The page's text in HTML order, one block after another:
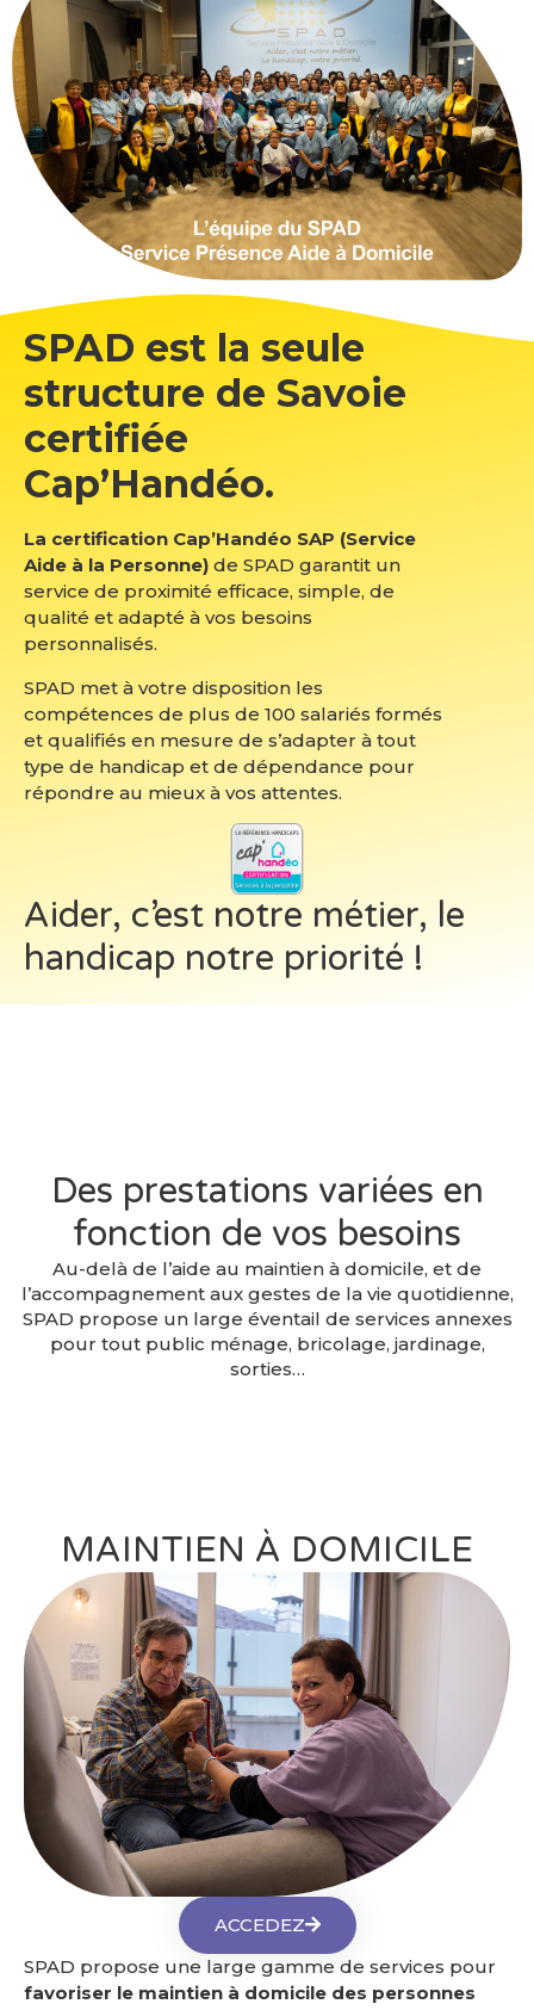
SPAD est la seule
structure de Savoie
certifiée
Cap’Handéo.
La certification Cap’Handéo SAP (Service
Aide à la Personne) de SPAD garantit un
service de proximité efficace, simple, de
qualité et adapté à vos besoins
personnalisés.
SPAD met à votre disposition les
compétences de plus de 100 salariés formés
et qualifiés en mesure de s’adapter à tout
type de handicap et de dépendance pour
répondre au mieux à vos attentes.
Aider, c’est notre métier, le
handicap notre priorité !
Des prestations variées en
fonction de vos besoins
Au-delà de l’aide au maintien à domicile, et de
l’accompagnement aux gestes de la vie quotidienne,
SPAD propose un large éventail de services annexes
pour tout public ménage, bricolage, jardinage,
sorties…
MAINTIEN À DOMICILE
ACCEDEZ
SPAD propose une large gamme de services pour
favoriser le maintien à domicile des personnes